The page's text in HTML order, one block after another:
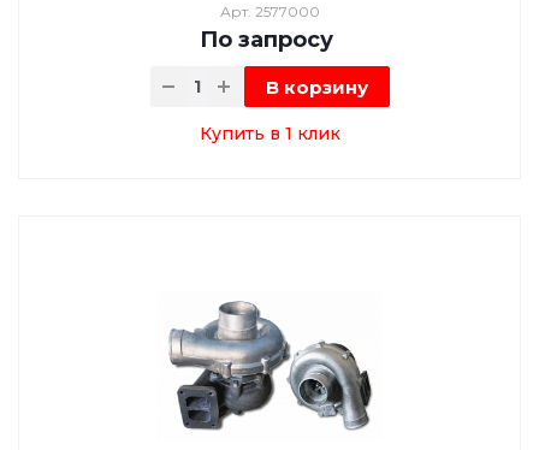
Арт. 2577000
По запросу
В корзину
Купить в 1 клик